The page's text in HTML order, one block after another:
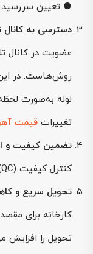
● تعیین سررسید
دسترسی به کانال
عضویت در کانال
روش‌هاست. در این
لوله به‌صورت
تغییرات قیمت
تضمین کیفیت و
کنترل کیفیت (QC) بررسی و با گواهی معتبر ارسال می‌شوند.
تحویل سریع و
کارخانه برای
تحویل را